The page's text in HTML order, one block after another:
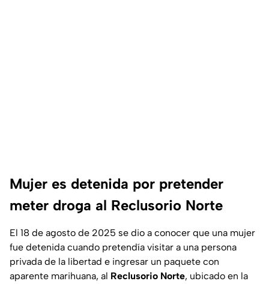
Mujer es detenida por pretender
meter droga al Reclusorio Norte
El 18 de agosto de 2025 se dio a conocer que una mujer
fue detenida cuando pretendía visitar a una persona
privada de la libertad e ingresar un paquete con
aparente marihuana, al Reclusorio Norte, ubicado en la